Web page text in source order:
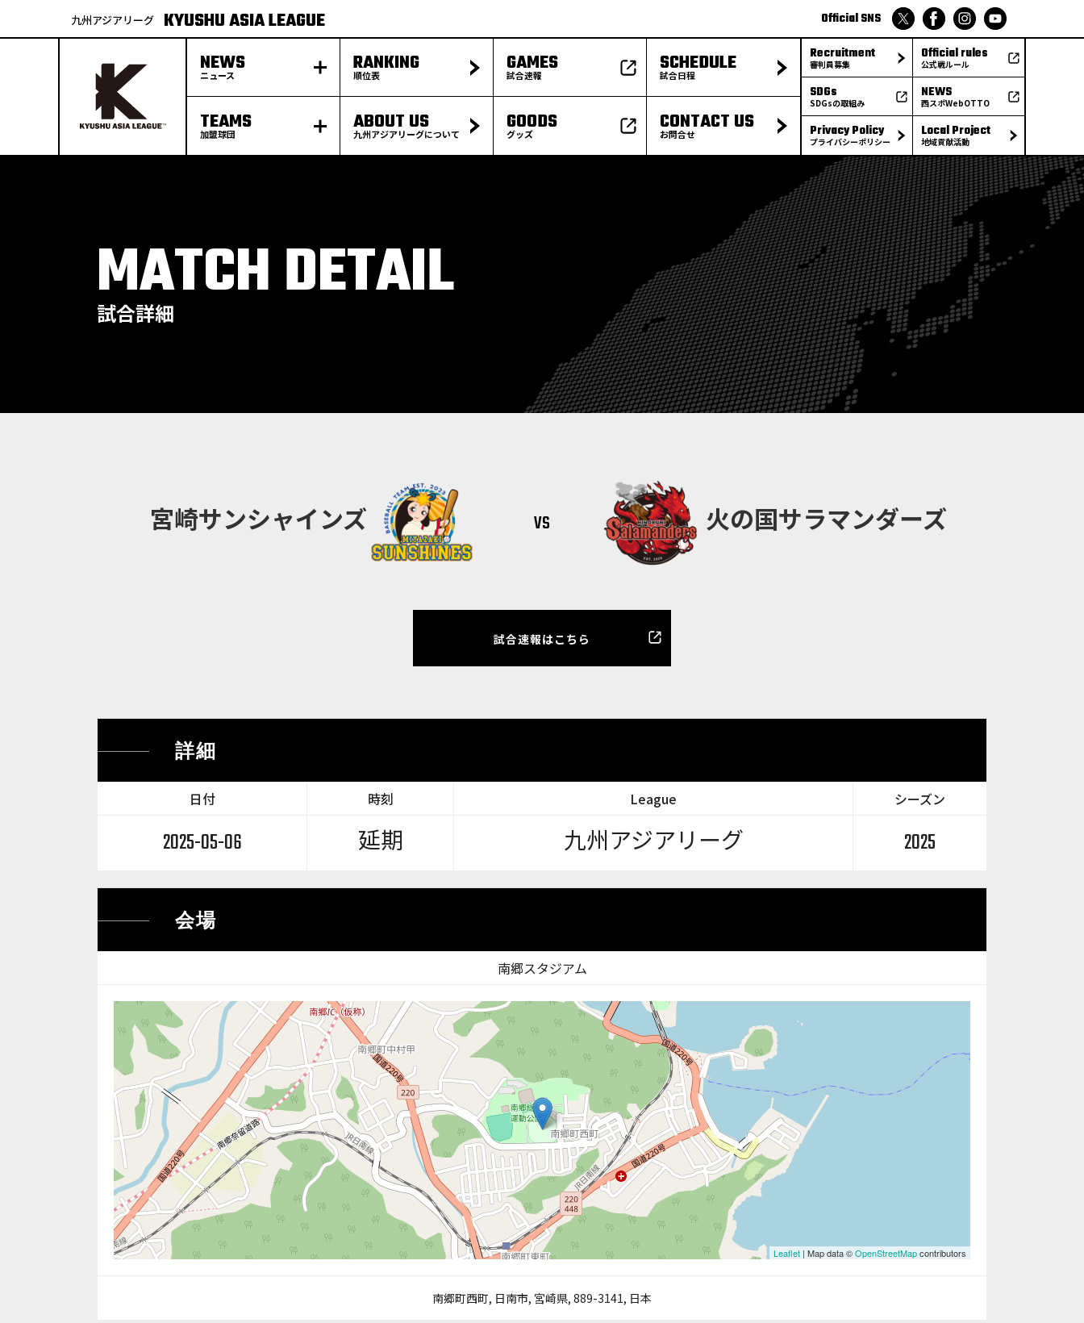
九州アジアリーグ KYUSHU ASIA LEAGUE Official SNS
NEWS
ニュース
TEAMS
加盟球団
RANKING
順位表
ABOUT US
九州アジアリーグについて
GAMES
試合速報
GOODS
グッズ
SCHEDULE
試合日程
CONTACT US
お問合せ
Recruitment
審判員募集
SDGs
SDGsの取組み
Privacy Policy
プライバシーポリシー
Official rules
公式戦ルール
NEWS
西スポWebOTTO
Local Project
地域貢献活動
MATCH DETAIL
試合詳細
火の国サラマンダーズ
vs
宮崎サンシャインズ
試合速報はこちら
詳細
日付 時刻 League シーズン
2025-05-06 延期 九州アジアリーグ 2025
会場
南郷スタジアム
Leaflet | Map data ©OpenStreetMapcontributors
南郷町西町, 日南市, 宮崎県, 889-3141, 日本